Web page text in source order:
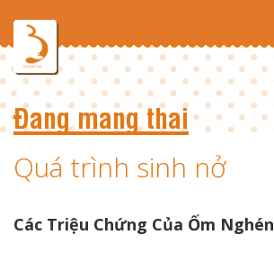
Đang mang thai
Quá trình sinh nở
Các Triệu Chứng Của Ốm Nghén